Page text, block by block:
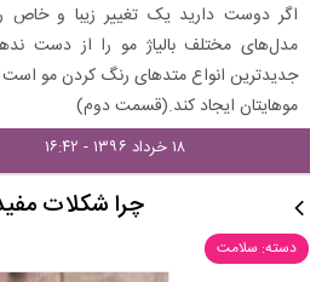
اگر دوست دارید یک تغییر زیبا و خاص
مدل‌های مختلف بالیاژ مو را از دست
جدیدترین انواع متدهای رنگ کردن مو است
موهایتان ایجاد کند.(قسمت دوم)
۱۸ خرداد ۱۳۹۶ - ۱۶:۴۲
چرا شکلات
دسته: سلامت